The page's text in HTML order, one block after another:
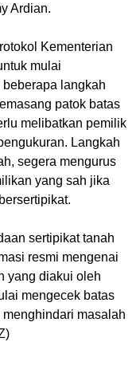
Ardian.
Kementerian
mulai
langkah
patok batas
melibatkan pemilik
Langkah
segera mengurus
yang sah jika
sertipikat tanah
resmi mengenai
yang diakui oleh
mengecek batas
masalah